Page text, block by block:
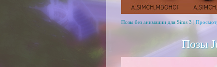
Позы без анимации для Sims 3 |
Позы